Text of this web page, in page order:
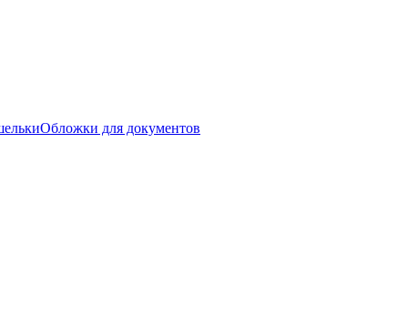
Обложки для документов